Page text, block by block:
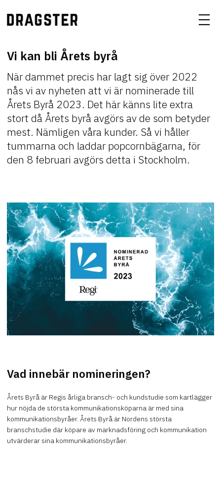
Vi kan bli Årets byrå
När dammet precis har lagt sig över 2022
nås vi av nyheten att vi är nominerade till
Årets Byrå 2023. Det här känns lite extra
stort då Årets byrå avgörs av de som betyder
mest. Nämligen våra kunder. Så vi håller
tummarna och laddar popcornbägarna, för
den 8 februari avgörs detta i Stockholm.
Vad innebär nomineringen?
Årets Byrå är Regis årliga bransch- och kundstudie som kartlägger
hur nöjda de största kommunikationsköparna är med sina
kommunikationsbyråer. Årets Byrå är Nordens största
branschstudie där köpare av marknadsföring och kommunikation
utvärderar sina kommunikationsbyråer.